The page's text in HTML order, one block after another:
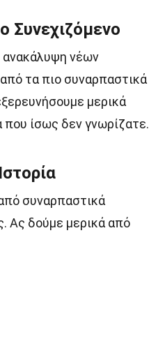
Συνεχιζόμενο
ανακάλυψη νέων
τα πιο συναρπαστικά
μερικά
που ίσως δεν γνωρίζατε.
συναρπαστικά
Ας δούμε μερικά από